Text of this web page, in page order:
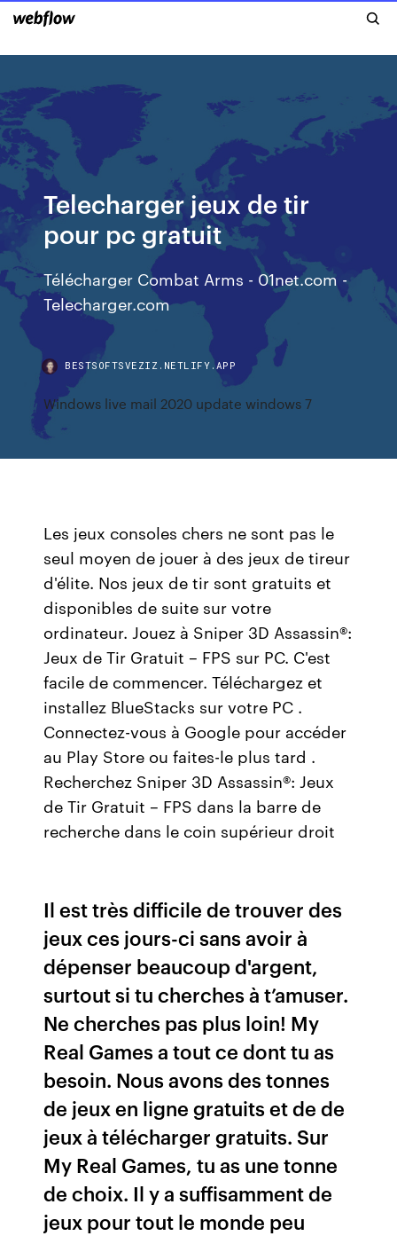
Telecharger jeux de tir
pour pc gratuit
Télécharger Combat Arms - 01net.com -
Telecharger.com
BESTSOFTSVEZIZ.NETLIFY.APP
Windows live mail 2020 update windows 7
Les jeux consoles chers ne sont pas le
seul moyen de jouer à des jeux de tireur
d'élite. Nos jeux de tir sont gratuits et
disponibles de suite sur votre
ordinateur. Jouez à Sniper 3D Assassin®:
Jeux de Tir Gratuit – FPS sur PC. C'est
facile de commencer. Téléchargez et
installez BlueStacks sur votre PC .
Connectez-vous à Google pour accéder
au Play Store ou faites-le plus tard .
Recherchez Sniper 3D Assassin®: Jeux
de Tir Gratuit – FPS dans la barre de
recherche dans le coin supérieur droit
Il est très difficile de trouver des
jeux ces jours-ci sans avoir à
dépenser beaucoup d'argent,
surtout si tu cherches à t’amuser.
Ne cherches pas plus loin! My
Real Games a tout ce dont tu as
besoin. Nous avons des tonnes
de jeux en ligne gratuits et de de
jeux à télécharger gratuits. Sur
My Real Games, tu as une tonne
de choix. Il y a suffisamment de
jeux pour tout le monde peu